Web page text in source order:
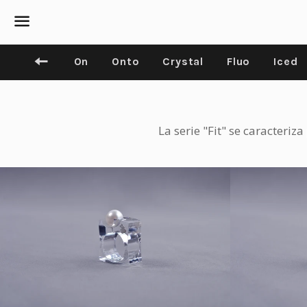
Volver al sitio de navegación
On Onto Crystal Fluo Iced
La serie "Fit" se
Precio
€48,00 EUR